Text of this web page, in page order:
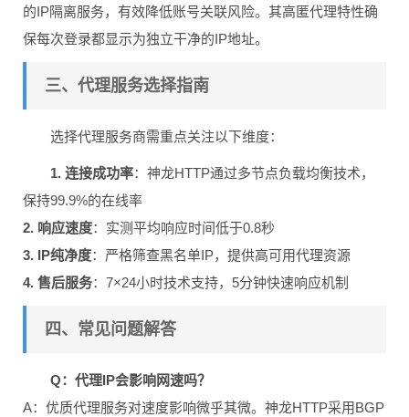
的IP隔离服务，有效降低账号关联风险。其高匿代理特性确
保每次登录都显示为独立干净的IP地址。
三、代理服务选择指南
选择代理服务商需重点关注以下维度：
1. 连接成功率：神龙HTTP通过多节点负载均衡技术，
保持99.9%的在线率
2. 响应速度：实测平均响应时间低于0.8秒
3. IP纯净度：严格筛查黑名单IP，提供高可用代理资源
4. 售后服务：7×24小时技术支持，5分钟快速响应机制
四、常见问题解答
Q：代理IP会影响网速吗？
A：优质代理服务对速度影响微乎其微。神龙HTTP采用BGP